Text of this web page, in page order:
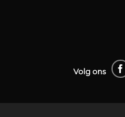
Volg ons